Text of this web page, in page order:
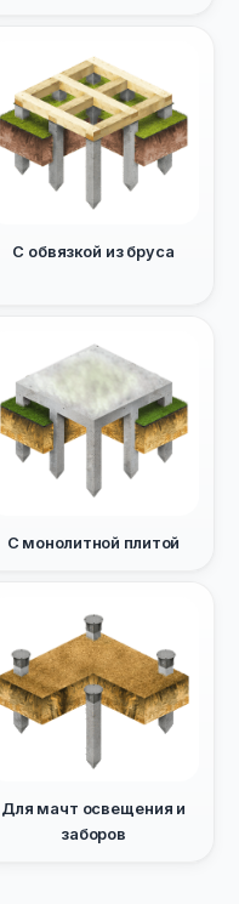
С обвязкой из бруса
С монолитной плитой
Для мачт освещения и
заборов